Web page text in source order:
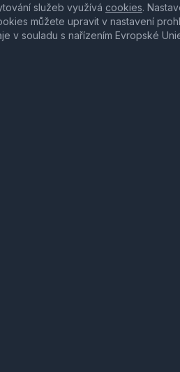
služeb využívá cookies.
můžete upravit v nastavení
v souladu s nařízením Evropské